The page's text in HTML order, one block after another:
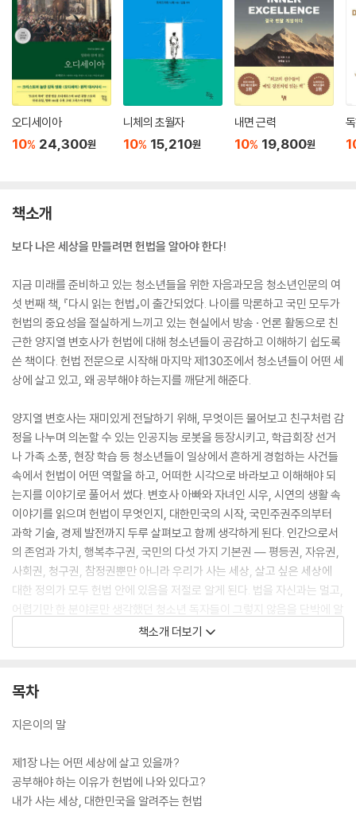
오디세이아
10% 24,300원
니체의 초월자
10% 15,210원
내면 근력
10% 19,800원
책소개
보다 나은 세상을 만들려면 헌법을 알아야 한다!
지금 미래를 준비하고 있는 청소년들을 위한 자음과모음 청소년인문의 여
섯 번째 책, 『다시 읽는 헌법』이 출간되었다. 나이를 막론하고 국민 모두가
헌법의 중요성을 절실하게 느끼고 있는 현실에서 방송 · 언론 활동으로 친
근한 양지열 변호사가 헌법에 대해 청소년들이 공감하고 이해하기 쉽도록
쓴 책이다. 헌법 전문으로 시작해 마지막 제130조에서 청소년들이 어떤 세
상에 살고 있고, 왜 공부해야 하는지를 깨닫게 해준다.
양지열 변호사는 재미있게 전달하기 위해, 무엇이든 물어보고 친구처럼 감
정을 나누며 의논할 수 있는 인공지능 로봇을 등장시키고, 학급회장 선거
나 가족 소풍, 현장 학습 등 청소년들이 일상에서 흔하게 경험하는 사건들
속에서 헌법이 어떤 역할을 하고, 어떠한 시각으로 바라보고 이해해야 되
는지를 이야기로 풀어서 썼다. 변호사 아빠와 자녀인 시우, 시연의 생활 속
이야기를 읽으며 헌법이 무엇인지, 대한민국의 시작, 국민주권주의부터
과학 기술, 경제 발전까지 두루 살펴보고 함께 생각하게 된다. 인간으로서
의 존엄과 가치, 행복추구권, 국민의 다섯 가지 기본권 ― 평등권, 자유권,
사회권, 청구권, 참정권뿐만 아니라 우리가 사는 세상, 살고 싶은 세상에
대한 정의가 모두 헌법 안에 있음을 저절로 알게 된다. 법을 자신과는 멀고,
어렵기만 한 분야로만 생각했던 청소년 독자들이 그렇지 않음을 단박에 알
아챌 수 있는 이야기들이 재미있게 펼쳐진다.
재미있게 배울 수 있도록 배려한 기자 출신 양지열 변호사의 글쓰기, 이야
하게 짚어볼 수 있도록 부록으로 대한민국 헌법 전문을 수록했다.
책소개 더보기
목차
지은이의 말
제1장 나는 어떤 세상에 살고 있을까?
공부해야 하는 이유가 헌법에 나와 있다고?
내가 사는 세상, 대한민국을 알려주는 헌법